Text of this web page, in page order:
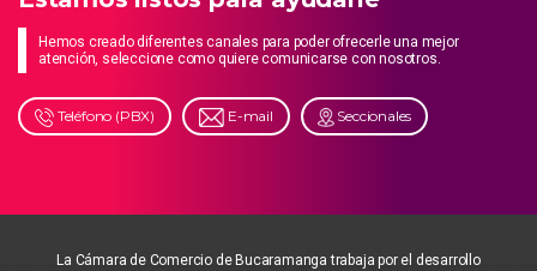
Hemos creado diferentes canales para poder ofrecerle una mejor
atención, seleccione como quiere comunicarse con nosotros.
Teléfono (PBX) E-mail Seccionales
La Cámara de Comercio de Bucaramanga trabaja por el desarrollo